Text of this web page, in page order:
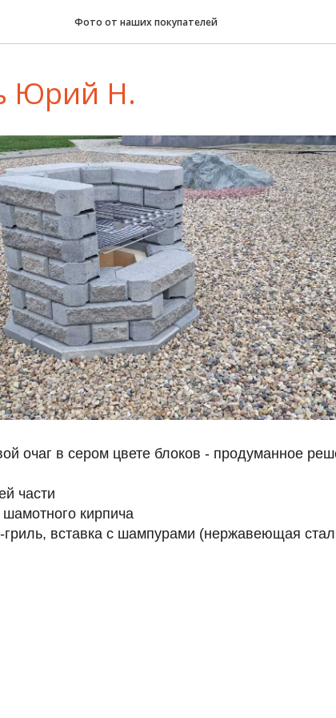
Фото от наших покупателей
Юрий Н.
очаг в сером цвете блоков - продуманное
части
кирпича
гриль, вставка с шампурами (нержавеющая